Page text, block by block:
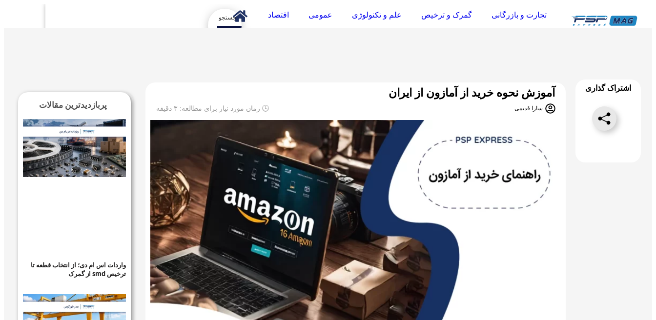
تجارت و بازرگانی گمرک و ترخیص علم و تکنولوژی عمومی اقتصاد
اشتراک گذاری آموزش نحوه خرید از آمازون از ایران
سارا قدیمی 🕒 زمان مورد نیاز برای مطالعه: ۳ دقیقه پربازدیدترین مقالات
واردات اس ام دی؛ از انتخاب قطعه تا
ترخیص smd از گمرک